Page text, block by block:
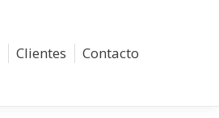
Clientes Contacto